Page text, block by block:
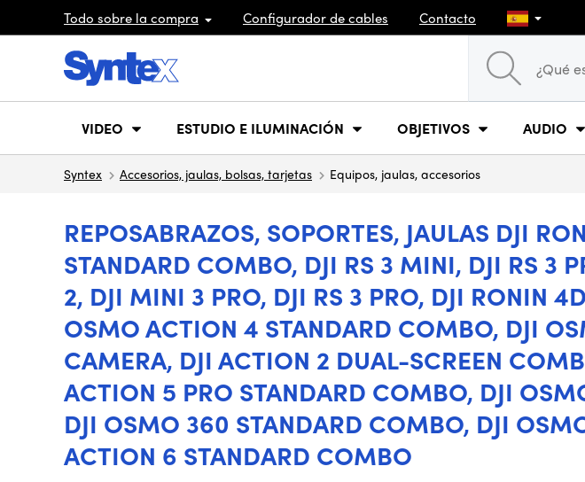
Todo sobre la compra Configurador de cables Contacto
VIDEO ESTUDIO E ILUMINACIÓN OBJETIVOS AUDIO
Syntex Accesorios, jaulas, bolsas, tarjetas Equipos, jaulas, accesorios
REPOSABRAZOS, SOPORTES, JAULAS DJI
STANDARD COMBO, DJI RS 3 MINI, DJI RS 3
2, DJI MINI 3 PRO, DJI RS 3 PRO, DJI RONIN
OSMO ACTION 4 STANDARD COMBO, DJI
CAMERA, DJI ACTION 2 DUAL-SCREEN
ACTION 5 PRO STANDARD COMBO, DJI
DJI OSMO 360 STANDARD COMBO, DJI
ACTION 6 STANDARD COMBO